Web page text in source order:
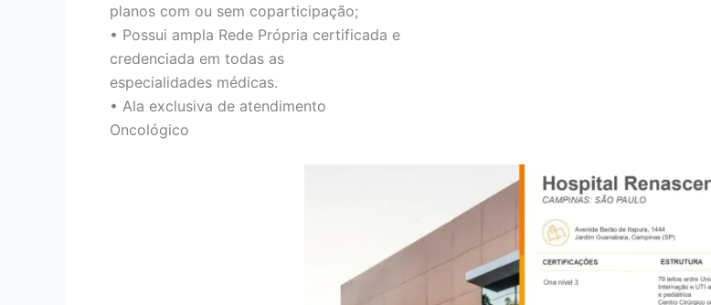
planos com ou sem coparticipação;
• Possui ampla Rede Própria certificada e
credenciada em todas as
especialidades médicas.
• Ala exclusiva de atendimento
Oncológico